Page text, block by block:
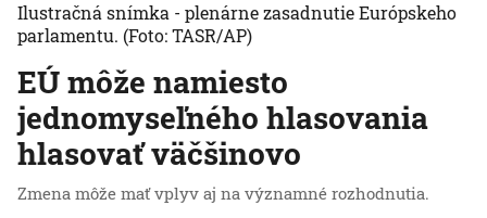
EÚ môže namiesto
jednomyseľného hlasovania
hlasovať väčšinovo
Zmena môže mať vplyv aj na významné rozhodnutia.
Ilustračná snímka - plenárne zasadnutie Európskeho
parlamentu. (Foto: TASR/AP)